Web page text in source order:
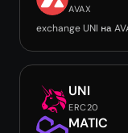
AVAX
exchange UNI на
UNI
ERC20
MATIC